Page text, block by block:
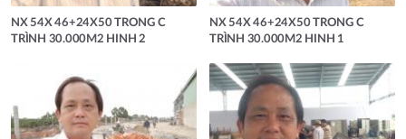
NX 54X 46+24X50 TRONG C
TRÌNH 30.000M2 HINH 2
NX 54X 46+24X50 TRONG C
TRÌNH 30.000M2 HINH 1